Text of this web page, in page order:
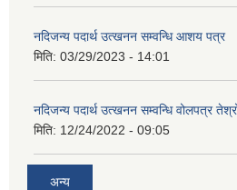
नदिजन्य पदार्थ उत्खनन सम्वन्धि आशय पत्र
मिति: 03/29/2023 - 14:01
नदिजन्य पदार्थ उत्खनन सम्वन्धि वोलपत्र
मिति: 12/24/2022 - 09:05
अन्य